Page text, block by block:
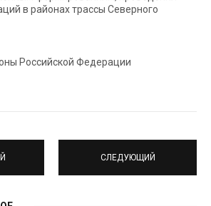
в районах трассы Северного
Российской Федерации
СЛЕДУЮЩИЙ